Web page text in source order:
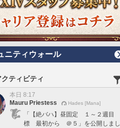
ニティウォール
ティビティ
本日 8:17
Mauru Priestess
Hades [Mana]
「【絶バハ】昼固定 １～２週目
標 最初から ＠５」を公開しまし